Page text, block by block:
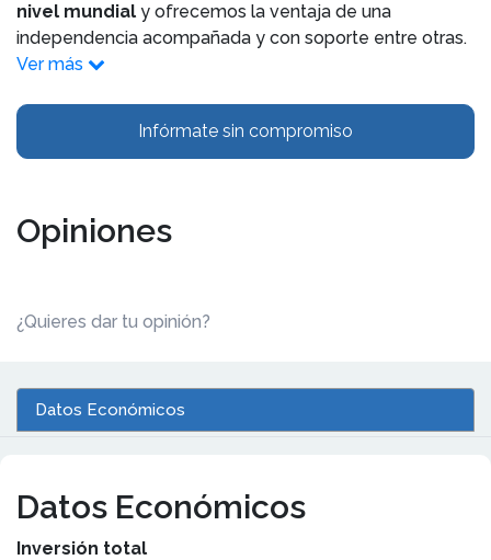
nivel mundial y ofrecemos la ventaja de una
independencia acompañada y con soporte entre otras.
Ver más
Infórmate sin compromiso
Opiniones
¿Quieres dar tu opinión?
Datos Económicos
Datos Económicos
Inversión total